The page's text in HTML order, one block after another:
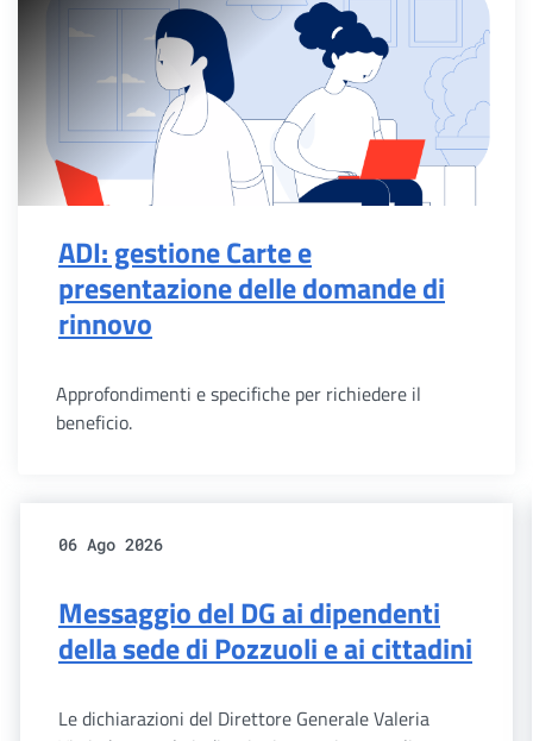
ADI: gestione Carte e
presentazione delle domande di
rinnovo
Approfondimenti e specifiche per richiedere il
beneficio.
06 Ago 2026
Messaggio del DG ai dipendenti
della sede di Pozzuoli e ai cittadini
Le dichiarazioni del Direttore Generale Valeria